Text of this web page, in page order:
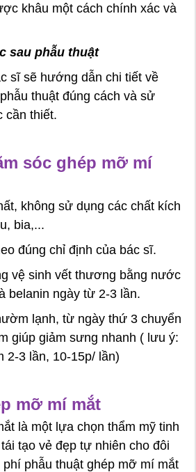
khâu một cách chính xác và
sau phẫu thuật
sĩ sẽ hướng dẫn chi tiết về
thuật đúng cách và sử
cần thiết.
sóc ghép mỡ mí
không sử dụng các chất kích
bia,...
đúng chỉ định của bác sĩ.
vệ sinh vết thương bằng nước
belanin ngày từ 2-3 lần.
lạnh, từ ngày thứ 3 chuyển
giúp giảm sưng nhanh ( lưu ý:
2-3 lần, 10-15p/ lần)
mỡ mí mắt
là một lựa chọn thẩm mỹ tinh
tạo vẻ đẹp tự nhiên cho đôi
phí phẫu thuật ghép mỡ mí mắt